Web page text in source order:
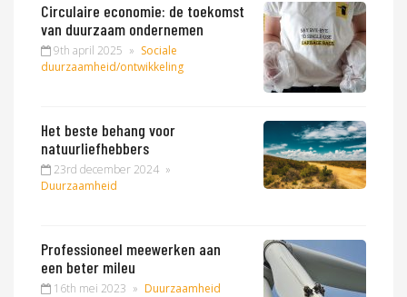
Circulaire economie: de toekomst
van duurzaam ondernemen
9th april 2025 » Sociale
duurzaamheid/ontwikkeling
Het beste behang voor
natuurliefhebbers
23rd december 2024 »
Duurzaamheid
Professioneel meewerken aan
een beter mileu
16th mei 2023 » Duurzaamheid